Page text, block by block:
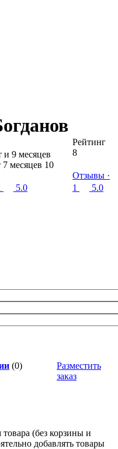
и 9 месяцев
7 месяцев 10
5.0
Рейтинг
8
Отзывы ·
1
5.0
(0)
Разместить
заказ
(без корзины и
добавлять товары